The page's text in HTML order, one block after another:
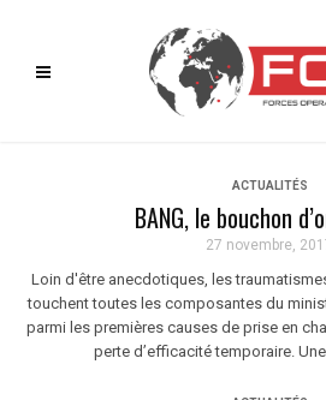
ACTUALITÉS
BANG, le bouchon
27 novembre,
Loin d'être anecdotiques, les
touchent toutes les composantes du
parmi les premières causes de prise en
perte d’efficacité temporaire.